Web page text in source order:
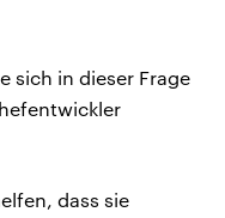
sich in dieser Frage
dass sie